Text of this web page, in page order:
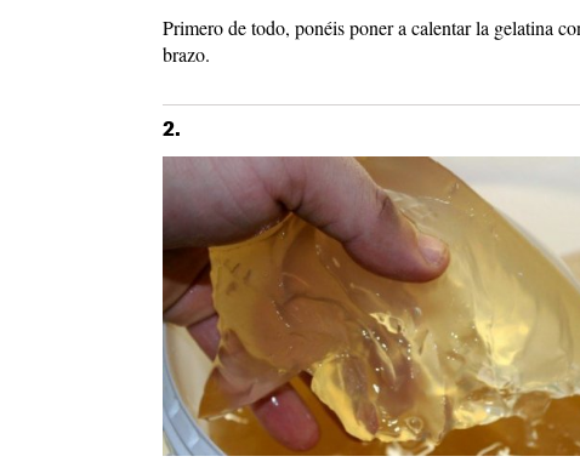
Primero de todo, ponéis poner a calentar la gelatina
brazo.
2.